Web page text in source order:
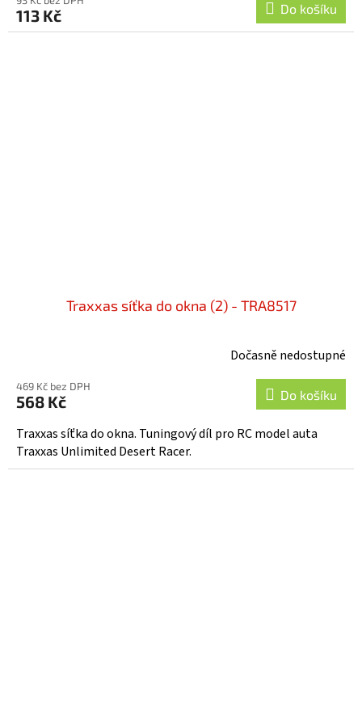
113 Kč Do košíku
Traxxas síťka do okna (2) - TRA8517
Dočasně nedostupné
469 Kč bez DPH
568 Kč Do košíku
Traxxas síťka do okna. Tuningový díl pro RC model auta
Traxxas Unlimited Desert Racer.